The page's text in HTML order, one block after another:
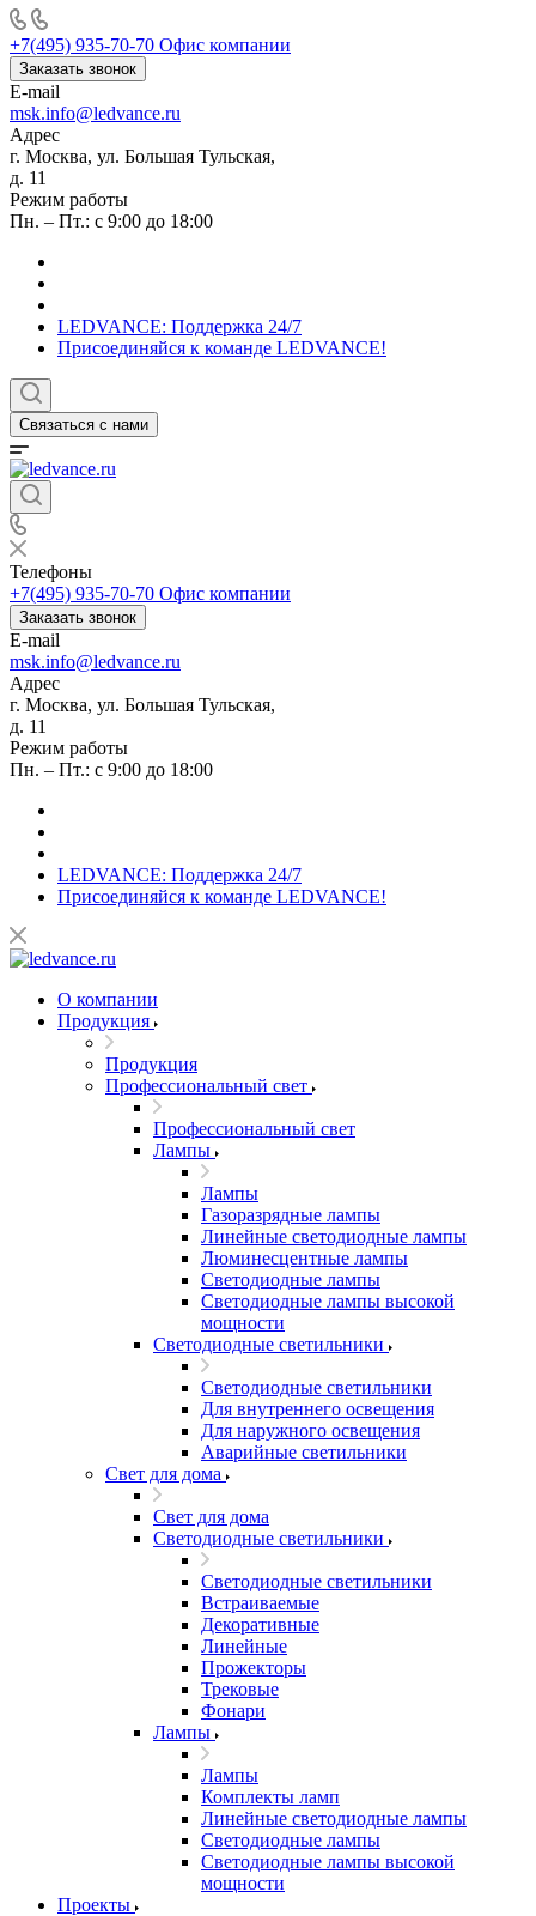
+7(495) 935-70-70 Офис компании
Заказать звонок
E-mail
msk.info@ledvance.ru
Адрес
г. Москва, ул. Большая Тульская,
д. 11
Режим работы
Пн. – Пт.: с 9:00 до 18:00
LEDVANCE: Поддержка 24/7
Присоединяйся к команде LEDVANCE!
Связаться с нами
Телефоны
+7(495) 935-70-70 Офис компании
Заказать звонок
E-mail
msk.info@ledvance.ru
Адрес
г. Москва, ул. Большая Тульская,
д. 11
Режим работы
Пн. – Пт.: с 9:00 до 18:00
LEDVANCE: Поддержка 24/7
Присоединяйся к команде LEDVANCE!
О компании
Продукция
Продукция
Профессиональный свет
Профессиональный свет
Лампы
Лампы
Газоразрядные лампы
Линейные светодиодные лампы
Люминесцентные лампы
Светодиодные лампы
Светодиодные лампы высокой
мощности
Светодиодные светильники
Светодиодные светильники
Для внутреннего освещения
Для наружного освещения
Аварийные светильники
Свет для дома
Свет для дома
Светодиодные светильники
Светодиодные светильники
Встраиваемые
Декоративные
Линейные
Прожекторы
Трековые
Фонари
Лампы
Лампы
Комплекты ламп
Линейные светодиодные лампы
Светодиодные лампы
Светодиодные лампы высокой
мощности
Проекты